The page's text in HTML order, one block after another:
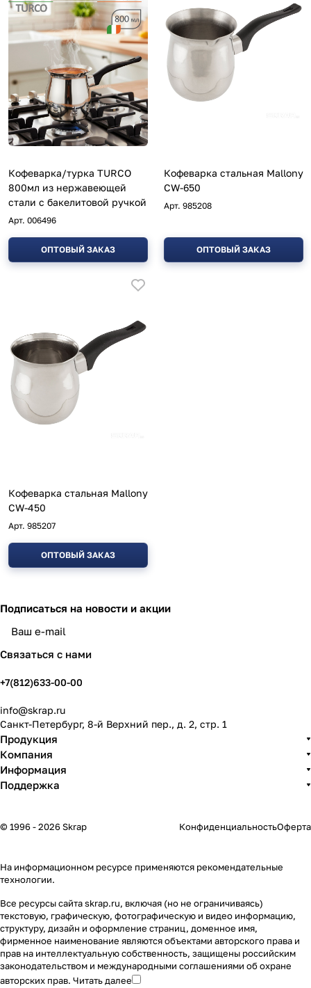
Кофеварка/турка TURCO
800мл из нержавеющей
стали с бакелитовой ручкой
Арт. 006496
ОПТОВЫЙ ЗАКАЗ
Кофеварка стальная Mallony
CW-650
Арт. 985208
ОПТОВЫЙ ЗАКАЗ
Кофеварка стальная Mallony
CW-450
Арт. 985207
ОПТОВЫЙ ЗАКАЗ
Подписаться на новости и акции
Связаться с нами
+7(812)633-00-00
info@skrap.ru
Санкт-Петербург, 8-й Верхний пер., д. 2, стр. 1
Продукция
Компания
Информация
Поддержка
© 1996 - 2026 Skrap КонфиденциальностьОферта
На информационном ресурсе применяются рекомендательные
технологии.
Все ресурсы сайта skrap.ru, включая (но не ограничиваясь)
текстовую, графическую, фотографическую и видео информацию,
структуру, дизайн и оформление страниц, доменное имя,
фирменное наименование являются объектами авторского права и
прав на интеллектуальную собственность, защищены российским
законодательством и международными соглашениями об охране
авторских прав. Читать далее